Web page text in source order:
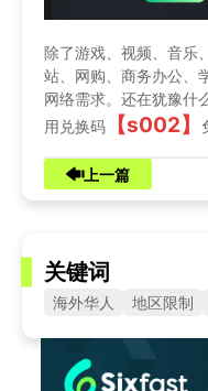
除了游戏、视频、音乐
站、网购、商务办公、
网络需求。还在犹豫什
用兑换码
【s002】
上一篇
关键词
海外华人 地区限制